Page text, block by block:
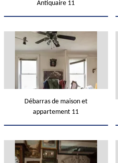
Antiquaire 11
Débarras de maison et
appartement 11